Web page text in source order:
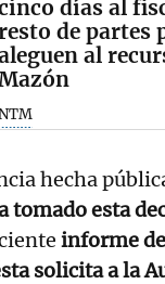
días al
de partes
al
hecha
tomado esta
informe
solicita a la